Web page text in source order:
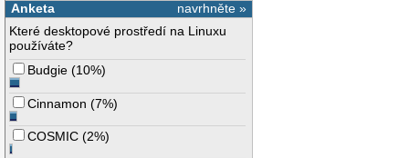
navrhněte »
Anketa
Které desktopové prostředí na Linuxu
používáte?
Budgie (10%)
Cinnamon (7%)
COSMIC (2%)